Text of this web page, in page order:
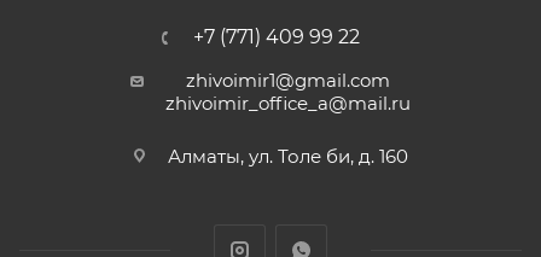
+7 (771) 409 99 22
zhivoimir1@gmail.com
zhivoimir_office_a@mail.ru
Алматы, ул. Толе би, д. 160